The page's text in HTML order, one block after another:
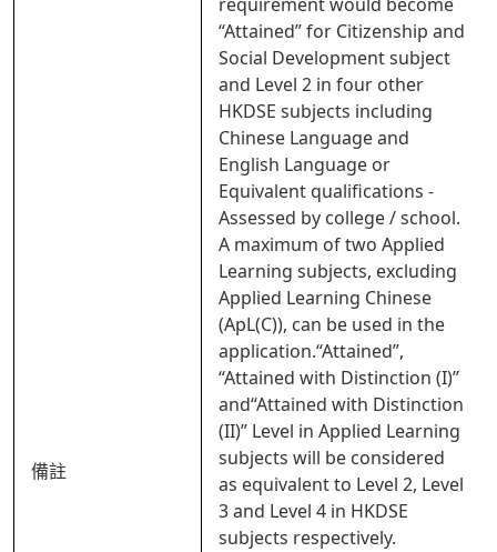
備註
requirement would become
“Attained” for Citizenship and
Social Development subject
and Level 2 in four other
HKDSE subjects including
Chinese Language and
English Language or
Equivalent qualifications -
Assessed by college / school.
A maximum of two Applied
Learning subjects, excluding
Applied Learning Chinese
(ApL(C)), can be used in the
application.“Attained”,
“Attained with Distinction (I)”
and“Attained with Distinction
(II)” Level in Applied Learning
subjects will be considered
as equivalent to Level 2, Level
3 and Level 4 in HKDSE
subjects respectively.